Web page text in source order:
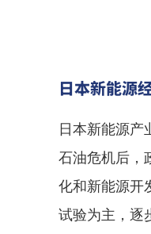
日本新能源
日本新能源产
石油危机后，
化和新能源开
试验为主，逐